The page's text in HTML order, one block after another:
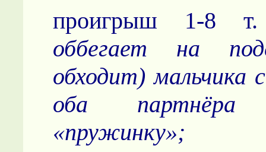
проигрыш 1-8
оббегает на
обходит) мальчика
оба партнёра
«пружинку»;